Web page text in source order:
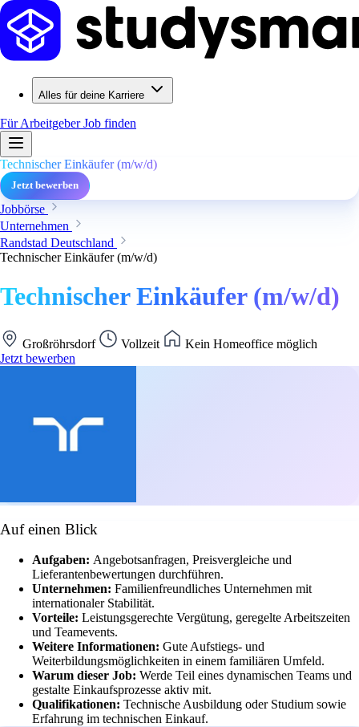
Alles für deine Karriere
Für ArbeitgeberJob finden
Technischer Einkäufer (m/w/d)
Jetzt bewerben
Jobbörse
Unternehmen
Randstad Deutschland
Technischer Einkäufer (m/w/d)
Technischer Einkäufer (m/w/d)
Großröhrsdorf Vollzeit
Kein Homeoffice möglich
Jetzt bewerben
Auf einen Blick
Aufgaben: Angebotsanfragen, Preisvergleiche und
Lieferantenbewertungen durchführen.
Unternehmen: Familienfreundliches Unternehmen mit
internationaler Stabilität.
Vorteile: Leistungsgerechte Vergütung, geregelte Arbeitszeiten
und Teamevents.
Weitere Informationen: Gute Aufstiegs- und
Weiterbildungsmöglichkeiten in einem familiären Umfeld.
Warum dieser Job: Werde Teil eines dynamischen Teams und
gestalte Einkaufsprozesse aktiv mit.
Qualifikationen: Technische Ausbildung oder Studium sowie
Erfahrung im technischen Einkauf.